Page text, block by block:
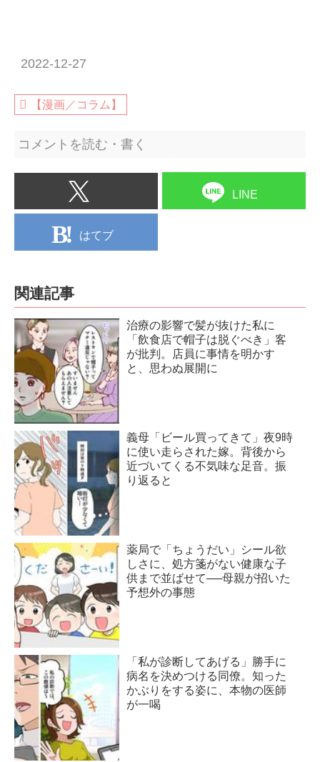
2022-12-27
【漫画／コラム】
コメントを読む・書く
LINE
はてブ
関連記事
治療の影響で髪が抜けた私に
「飲食店で帽子は脱ぐべき」客
が批判。店員に事情を明かす
と、思わぬ展開に
義母「ビール買ってきて」夜9時
に使い走らされた嫁。背後から
近づいてくる不気味な足音。振
り返ると
薬局で「ちょうだい」シール欲
しさに、処方箋がない健康な子
供まで並ばせて──母親が招いた
予想外の事態
「私が診断してあげる」勝手に
病名を決めつける同僚。知った
かぶりをする姿に、本物の医師
が一喝